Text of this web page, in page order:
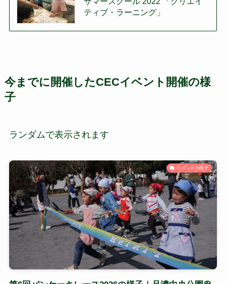
ティブ・ラーニング」
今までに開催したCECイベント開催の様
子
ランダムで表示されます
イベントの様子